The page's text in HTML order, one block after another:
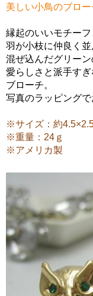
美しい小鳥のブロ
縁起のいいモチー
羽が小枝に仲良く
混ぜ込んだグリー
愛らしさと派手す
ブローチ。
写真のラッピングで
※サイズ：約
※重量：24ｇ
※アメリカ製